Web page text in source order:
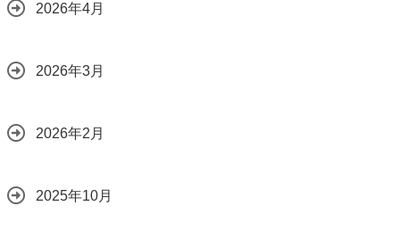
2026年4月
2026年3月
2026年2月
2025年10月